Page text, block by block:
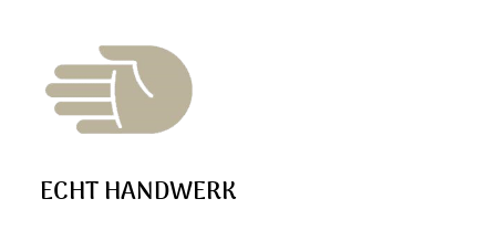
ECHT HANDWERK